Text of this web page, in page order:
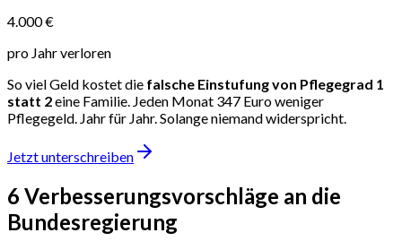
4.000 €
pro Jahr verloren
So viel Geld kostet die falsche Einstufung von Pflegegrad 1
statt 2eine Familie. Jeden Monat 347 Euro weniger
Pflegegeld. Jahr für Jahr. Solange niemand widerspricht.
Jetzt unterschreiben
6 Verbesserungsvorschläge an die
Bundesregierung